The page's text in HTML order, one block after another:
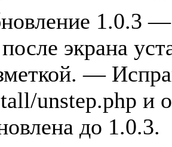
1.0.3
экрана
—
unstep.php и
до 1.0.3.